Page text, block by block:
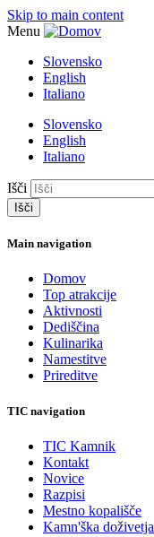
Skip to main content
Menu
Slovensko
English
Italiano
Slovensko
English
Italiano
Išči
Main navigation
Domov
Top atrakcije
Aktivnosti
Dediščina
Kulinarika
Namestitve
Prireditve
TIC navigation
TIC Kamnik
Kontakt
Novice
Razpisi
Mestno kopališče
Kamn'ška doživetja